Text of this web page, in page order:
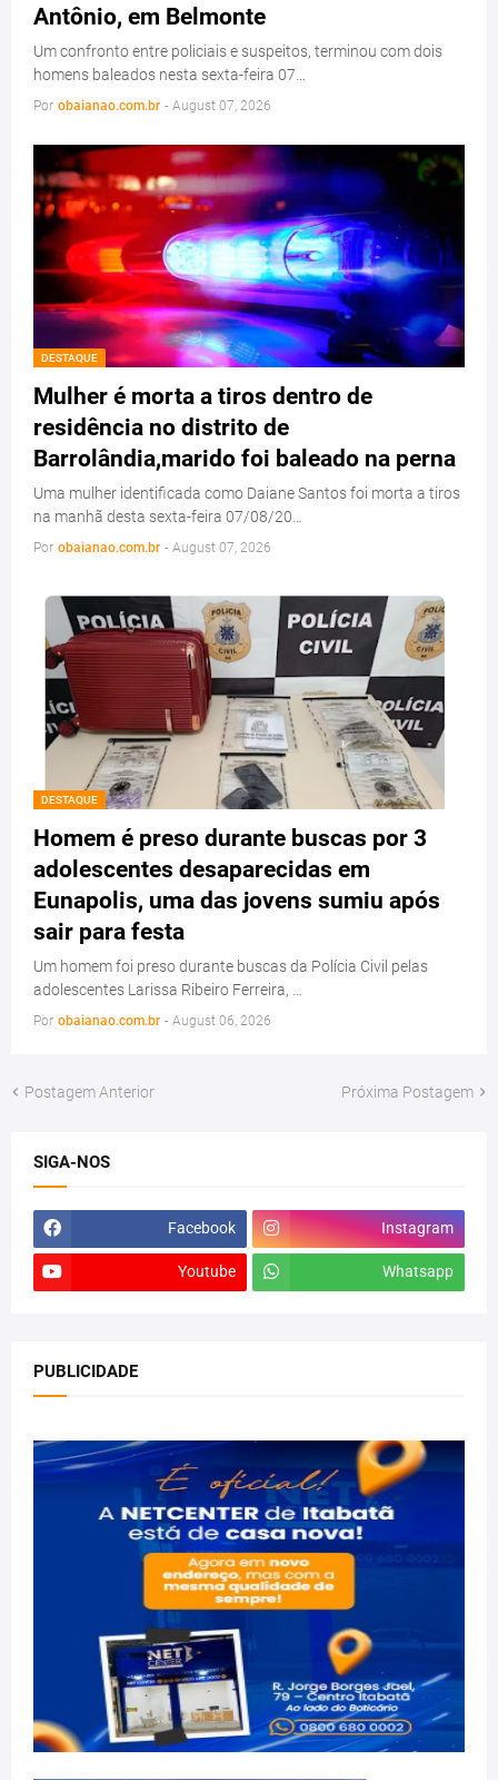
Antônio, em Belmonte
Um confronto entre policiais e suspeitos, terminou com dois
homens baleados nesta sexta-feira 07…
Por obaianao.com.br - August 07, 2026
DESTAQUE
Mulher é morta a tiros dentro de
residência no distrito de
Barrolândia,marido foi baleado na perna
Uma mulher identificada como Daiane Santos foi morta a tiros
na manhã desta sexta-feira 07/08/20…
Por obaianao.com.br - August 07, 2026
DESTAQUE
Homem é preso durante buscas por 3
adolescentes desaparecidas em
Eunapolis, uma das jovens sumiu após
sair para festa
Um homem foi preso durante buscas da Polícia Civil pelas
adolescentes Larissa Ribeiro Ferreira, …
Por obaianao.com.br - August 06, 2026
Postagem Anterior Próxima Postagem
SIGA-NOS
Facebook Instagram
Youtube Whatsapp
PUBLICIDADE